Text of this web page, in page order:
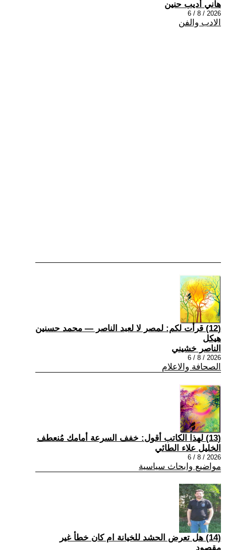
هاني أديب حنين
2026 / 8 / 6
الادب والفن
(12) قرأت لكم: لمصر لا لعبد الناصر — محمد حسنين
هيكل
الناصر خشيني
2026 / 8 / 6
الصحافة والاعلام
(13) لهذا الكاتب أقول: خفف السرعة أمامك مُنعطف
الخليل علاء الطائي
2026 / 8 / 6
مواضيع وابحاث سياسية
(14) هل تعرض الحشد للخيانة ام كان خطأ غير
مقصود